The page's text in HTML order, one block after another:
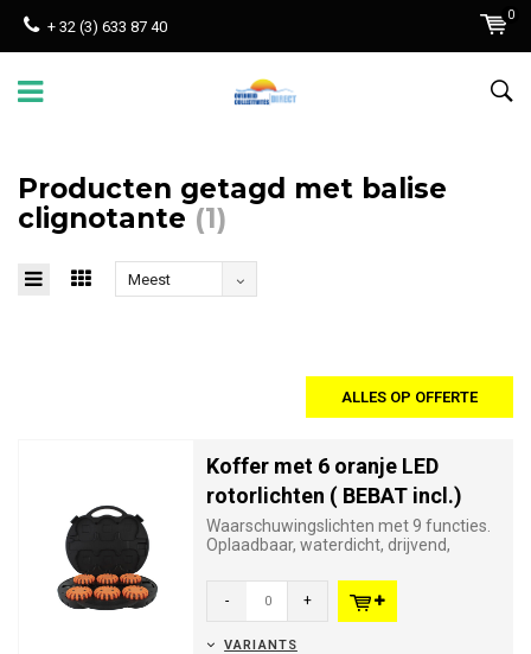
+ 32 (3) 633 87 40
0
Producten getagd met balise
clignotante (1)
Meest
ALLES OP OFFERTE
Koffer met 6 oranje LED
rotorlichten ( BEBAT incl.)
Waarschuwingslichten met 9 functies.
Oplaadbaar, waterdicht, drijvend,
- +
VARIANTS